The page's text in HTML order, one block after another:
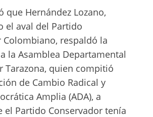
que Hernández Lozano,
el aval del Partido
Colombiano, respaldó la
la Asamblea Departamental
Tarazona, quien compitió
de Cambio Radical y
Amplia (ADA), a
el Partido Conservador tenía